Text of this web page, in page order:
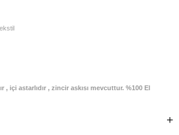
, içi astarlıdır , zincir askısı mevcuttur. %100 El